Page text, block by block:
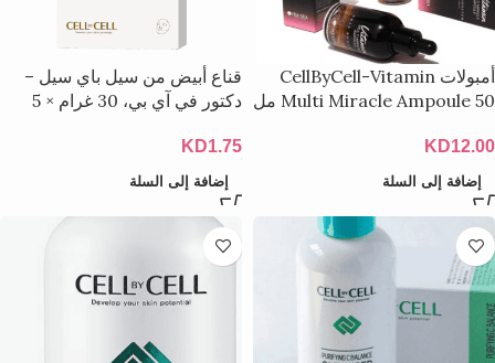
أمبولات CellByCell-Vitamin
Multi Miracle Ampoule 50 مل
KD12.00
إضافة إلى السلة
قناع أبيض من سيل باي سيل –
دكتور في آي بي، 30 غرام × 5
KD1.75
إضافة إلى السلة